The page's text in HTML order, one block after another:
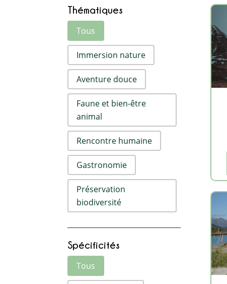
Thématiques
Activité par thème
Tous
Immersion nature
Aventure douce
Faune et bien-être
animal
Rencontre humaine
Gastronomie
Préservation
biodiversité
Spécificités
Activité par spécificités
Tous